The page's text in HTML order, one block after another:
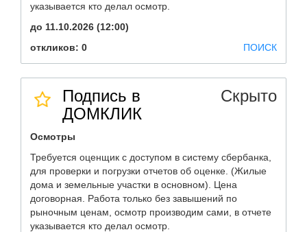
указывается кто делал осмотр.
до 11.10.2026 (12:00)
откликов: 0
ПОИСК
Подпись в
ДОМКЛИК
Скрыто
Осмотры
Требуется оценщик с доступом в систему сбербанка,
для проверки и погрузки отчетов об оценке. (Жилые
дома и земельные участки в основном). Цена
договорная. Работа только без завышений по
рыночным ценам, осмотр производим сами, в отчете
указывается кто делал осмотр.